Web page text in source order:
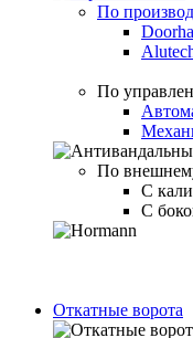
По
По
По
С
С
Откатные ворота